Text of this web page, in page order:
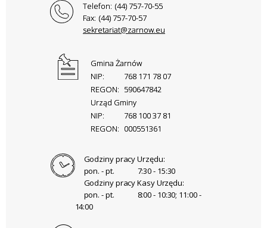
Telefon: (44) 757-70-55
Fax: (44) 757-70-57
sekretariat@zarnow.eu
Gmina Żarnów
NIP:
768 171 78 07
REGON: 590647842
Urząd Gminy
NIP:
768 100 37 81
REGON: 000551361
Godziny pracy Urzędu:
pon. - pt.
7:30 - 15:30
Godziny pracy Kasy Urzędu:
pon. - pt.
8:00 - 10:30; 11:00 -
14:00